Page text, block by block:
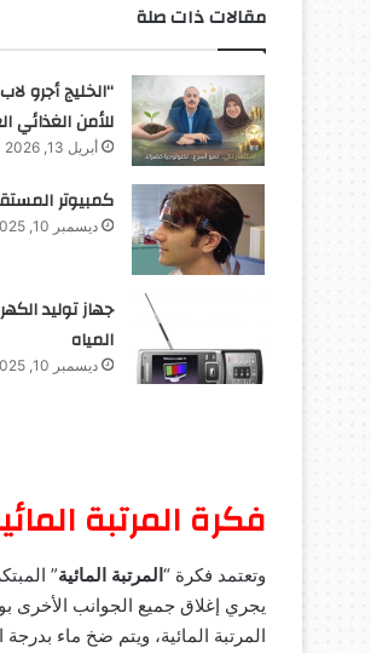
مقالات ذات صلة
“الخليج أجرو
للأمن الغذائي
أبريل 13, 2026
كمبيوتر
ديسمبر 10, 2025
جهاز توليد
المياه
ديسمبر 10, 2025
فكرة المرتبة
وتعتمد فكرة “ المرتبة المائية”
يجري إغلاق جميع الجوانب الأخرى
المرتبة المائية، ويتم ضخ ماء